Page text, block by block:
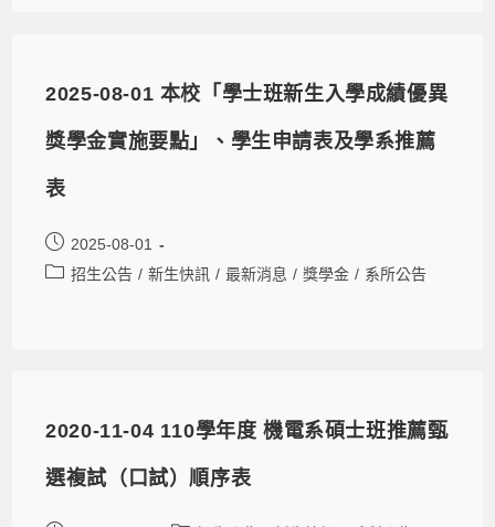
2025-08-01 本校「學士班新生入學成績優異
獎學金實施要點」、學生申請表及學系推薦
表
2025-08-01
招生公告 / 新生快訊 / 最新消息 / 獎學金 / 系所公告
2020-11-04 110學年度 機電系碩士班推薦甄
選複試（口試）順序表